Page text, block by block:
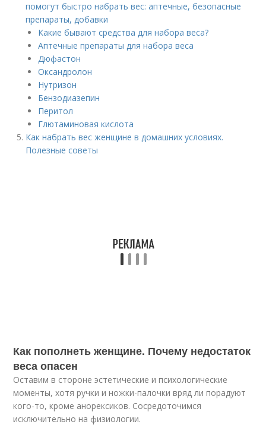
помогут быстро набрать вес: аптечные, безопасные
препараты, добавки
Какие бывают средства для набора веса?
Аптечные препараты для набора веса
Дюфастон
Оксандролон
Нутризон
Бензодиазепин
Перитол
Глютаминовая кислота
Как набрать вес женщине в домашних условиях.
Полезные советы
Как пополнеть женщине. Почему недостаток
веса опасен
Оставим в стороне эстетические и психологические
моменты, хотя ручки и ножки-палочки вряд ли порадуют
кого-то, кроме анорексиков. Сосредоточимся
исключительно на физиологии.